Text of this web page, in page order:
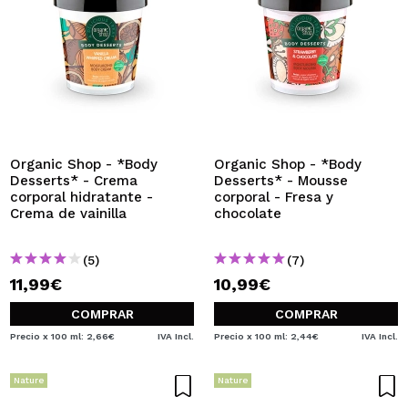
Organic Shop - *Body
Desserts* - Crema
corporal hidratante -
Crema de vainilla
(5)
11,99€
COMPRAR
Precio x 100 ml: 2,66€ IVA Incl.
Organic Shop - *Body
Desserts* - Mousse
corporal - Fresa y
chocolate
(7)
10,99€
COMPRAR
Precio x 100 ml: 2,44€ IVA Incl.
Nature Nature